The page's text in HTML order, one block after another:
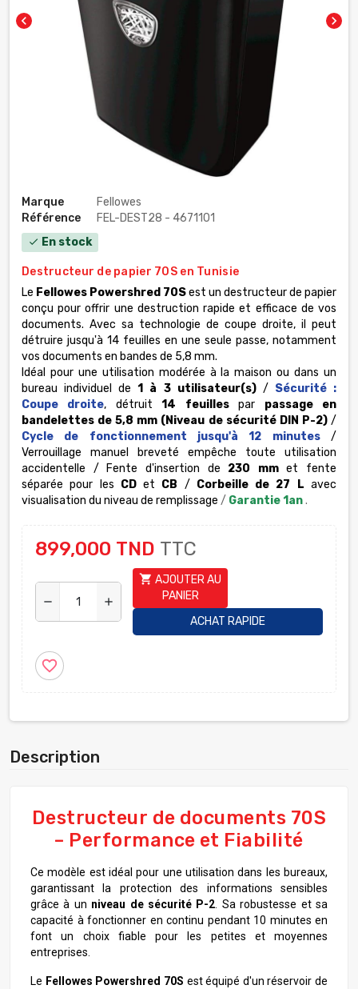
chevron_left chevron_right
Marque
Fellowes
Référence
FEL-DEST28 - 4671101
check En stock
Destructeur de papier 70S en Tunisie
Le Fellowes Powershred 70Sest un destructeur de papier
conçu pour offrir une destruction rapide et efficace de vos
documents. Avec sa technologie de coupe droite, il peut
détruire jusqu'à 14 feuilles en une seule passe, notamment
vos documents en bandes de 5,8 mm.
Idéal pour une utilisation modérée à la maison ou dans un
bureau individuel de1 à 3 utilisateur(s)/ Sécurité :
Coupe droite, détruit14 feuillespar passage en
bandelettes de 5,8 mm (Niveau de sécurité DIN P-2)/
Cycle de fonctionnement jusqu'à 12 minutes /
Verrouillage manuel breveté empêche toute utilisation
accidentelle / Fente d'insertion de 230 mmet fente
séparée pour les CDet CB / Corbeille de 27 L avec
visualisation du niveau de remplissage / Garantie 1an.
899,000 TND TTC
remove add
shopping_cart AJOUTER AU
PANIER
ACHAT RAPIDE
favorite_border
Description
Destructeur de documents 70S
– Performance et Fiabilité
Ce modèle est idéal pour une utilisation dans les bureaux,
garantissant la protection des informations sensibles
grâce à un niveau de sécurité P-2. Sa robustesse et sa
capacité à fonctionner en continu pendant 10 minutes en
font un choix fiable pour les petites et moyennes
entreprises.
Le Fellowes Powershred 70S est équipé d'un réservoir de